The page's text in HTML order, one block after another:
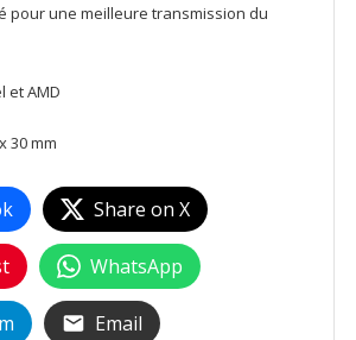
pour une meilleure transmission du
et AMD
30 mm
Share on X
WhatsApp
Email